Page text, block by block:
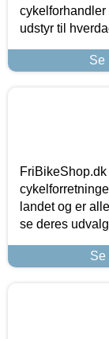
cykelforhandler
udstyr til
Se
landet og er
se deres
Se